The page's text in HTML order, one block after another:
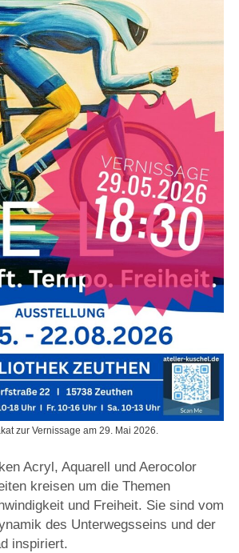
zur Vernissage am 29. Mai 2026.
Acryl, Aquarell und Aerocolor
kreisen um die Themen
und Freiheit. Sie sind vom
des Unterwegsseins und der
inspiriert.